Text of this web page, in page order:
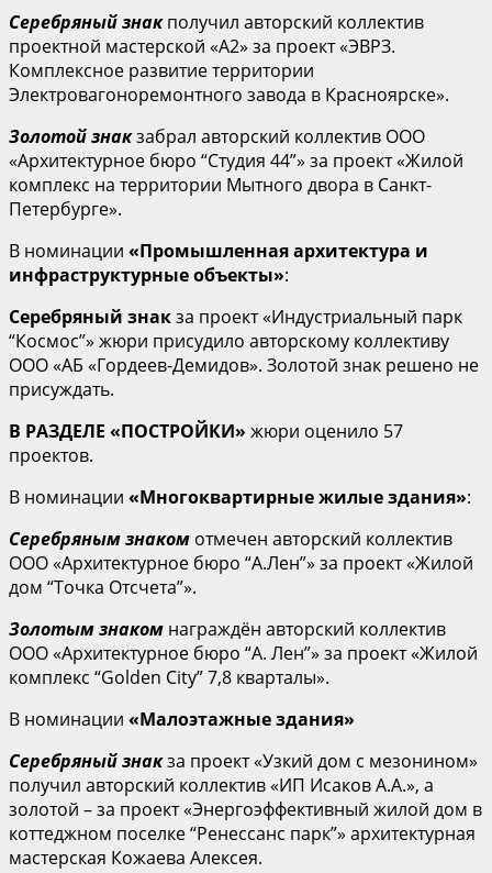
Серебряный знакполучил авторский коллектив
проектной мастерской «А2» за проект «ЭВРЗ.
Комплексное развитие территории
Электровагоноремонтного завода в Красноярске».
Золотой знакзабрал авторский коллектив ООО
«Архитектурное бюро “Студия 44”» за проект «Жилой
комплекс на территории Мытного двора в Санкт-
Петербурге».
В номинации «Промышленная архитектура и
инфраструктурные объекты»:
Серебряный знакза проект «Индустриальный парк
“Космос”» жюри присудило авторскому коллективу
ООО «АБ «Гордеев-Демидов». Золотой знак решено не
присуждать.
В РАЗДЕЛЕ «ПОСТРОЙКИ» жюри оценило 57
проектов.
В номинации «Многоквартирные жилые здания»:
Серебряным знаком отмечен авторский коллектив
ООО «Архитектурное бюро “А.Лен”» за проект «Жилой
дом “Точка Отсчета”».
Золотым знаком награждён авторский коллектив
ООО «Архитектурное бюро “А. Лен”» за проект «Жилой
комплекс “Golden City” 7,8 кварталы».
В номинации «Малоэтажные здания»
Серебряный знакза проект «Узкий дом с мезонином»
получил авторский коллектив «ИП Исаков А.А.», а
золотой – за проект «Энергоэффективный жилой дом в
коттеджном поселке “Ренессанс парк”» архитектурная
мастерская Кожаева Алексея.